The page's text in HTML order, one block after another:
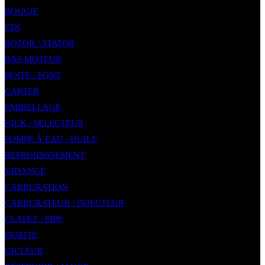
BOUGIE
CDI
ROTOR / STATOR
BAS MOTEUR
BOITE / PONT
CARTER
EMBIELLAGE
KICK / SELECTEUR
POMPE À EAU / HUILE
REFROIDISSEMENT
VIDANGE
CARBURATION
CARBURATEUR / INJECTEUR
CLAPET / PIPE
DURITE
GICLEUR